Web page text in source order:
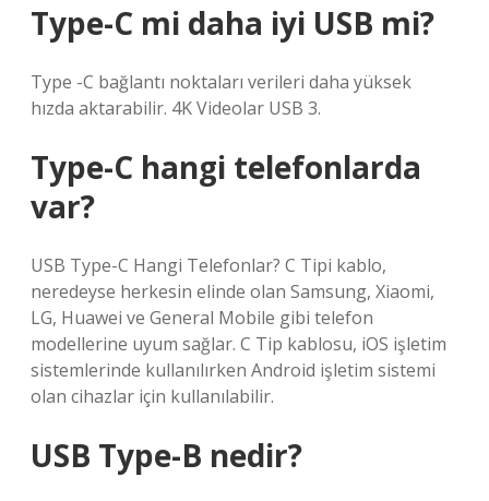
Type-C mi daha iyi USB mi?
Type -C bağlantı noktaları verileri daha yüksek
hızda aktarabilir. 4K Videolar USB 3.
Type-C hangi telefonlarda
var?
USB Type-C Hangi Telefonlar? C Tipi kablo,
neredeyse herkesin elinde olan Samsung, Xiaomi,
LG, Huawei ve General Mobile gibi telefon
modellerine uyum sağlar. C Tip kablosu, iOS işletim
sistemlerinde kullanılırken Android işletim sistemi
olan cihazlar için kullanılabilir.
USB Type-B nedir?